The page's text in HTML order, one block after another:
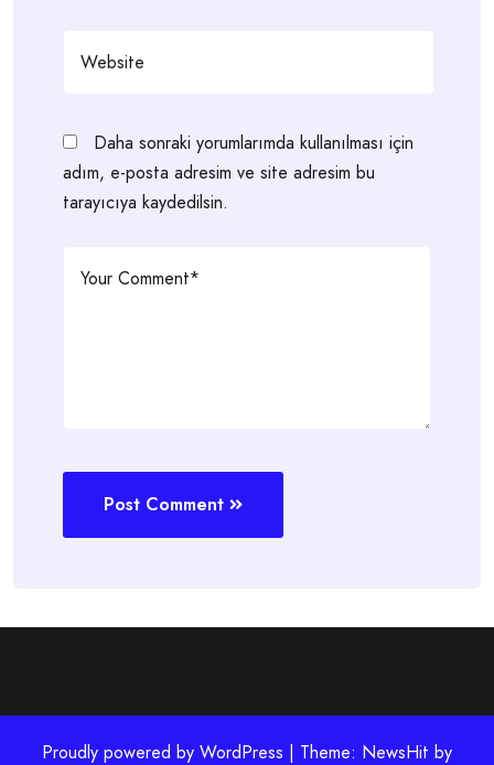
Daha sonraki yorumlarımda kullanılması için
adım, e-posta adresim ve site adresim bu
tarayıcıya kaydedilsin.
Post Comment
Proudly powered by WordPress | Theme: NewsHit by